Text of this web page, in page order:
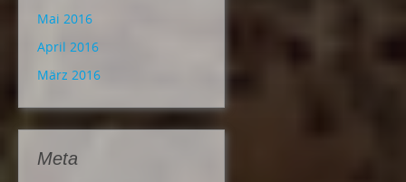
Mai 2016
April 2016
März 2016
Meta